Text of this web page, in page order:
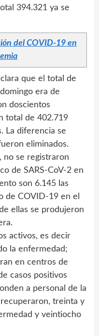
394.321 ya se
del COVID-19 en
que el total de
era de
doscientos
total de 402.719
La diferencia se
eliminados.
no se registraron
de SARS-CoV-2 en
son 6.145 las
de COVID-19 en el
ellas se produjeron
activos, es decir
la enfermedad;
en centros de
casos positivos
a personal de la
treinta y
y veintiocho